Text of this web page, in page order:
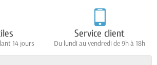
14 jours
Service client
Du lundi au vendredi de 9h à 18h